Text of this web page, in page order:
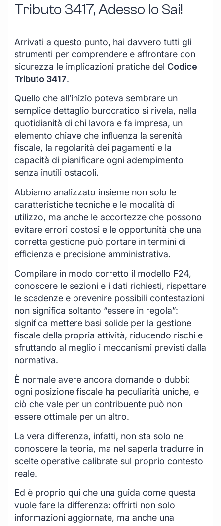
Tributo 3417, Adesso lo Sai!
Arrivati a questo punto, hai davvero tutti gli
strumenti per comprendere e affrontare con
sicurezza le implicazioni pratiche del Codice
Tributo 3417.
Quello che all’inizio poteva sembrare un
semplice dettaglio burocratico si rivela, nella
quotidianità di chi lavora e fa impresa, un
elemento chiave che influenza la serenità
fiscale, la regolarità dei pagamenti e la
capacità di pianificare ogni adempimento
senza inutili ostacoli.
Abbiamo analizzato insieme non solo le
caratteristiche tecniche e le modalità di
utilizzo, ma anche le accortezze che possono
evitare errori costosi e le opportunità che una
corretta gestione può portare in termini di
efficienza e precisione amministrativa.
Compilare in modo corretto il modello F24,
conoscere le sezioni e i dati richiesti, rispettare
le scadenze e prevenire possibili contestazioni
non significa soltanto “essere in regola”:
significa mettere basi solide per la gestione
fiscale della propria attività, riducendo rischi e
sfruttando al meglio i meccanismi previsti dalla
normativa.
È normale avere ancora domande o dubbi:
ogni posizione fiscale ha peculiarità uniche, e
ciò che vale per un contribuente può non
essere ottimale per un altro.
La vera differenza, infatti, non sta solo nel
conoscere la teoria, ma nel saperla tradurre in
scelte operative calibrate sul proprio contesto
reale.
Ed è proprio qui che una guida come questa
vuole fare la differenza: offrirti non solo
informazioni aggiornate, ma anche una